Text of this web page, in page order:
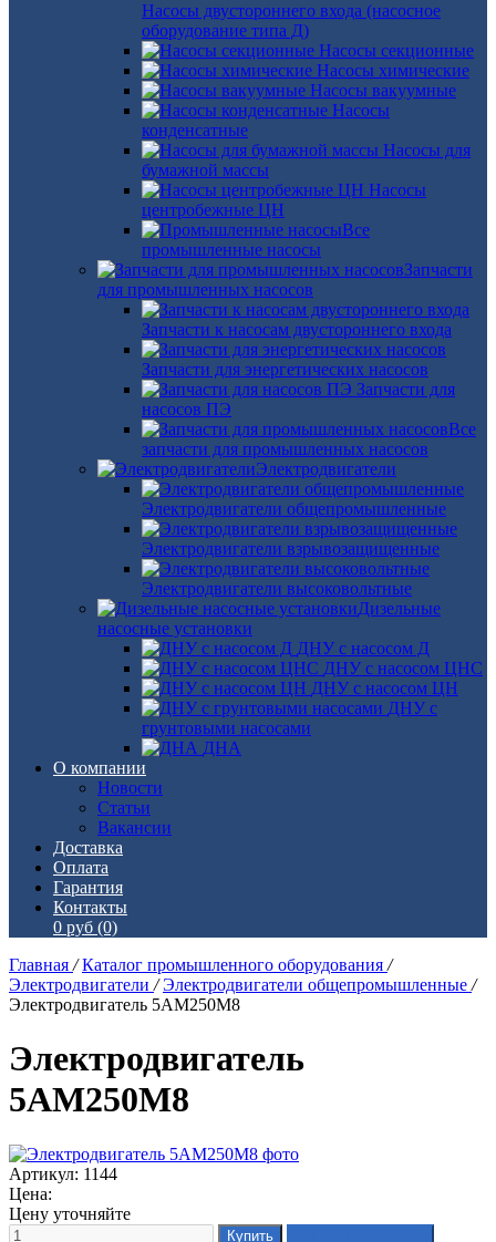
Насосы двустороннего входа (насосное
оборудование типа Д)
Насосы секционные
Насосы химические
Насосы вакуумные
Насосы
конденсатные
Насосы для
бумажной массы
Насосы
центробежные ЦН
Все
промышленные насосы
Запчасти
для промышленных насосов
Запчасти к насосам двустороннего входа
Запчасти для энергетических насосов
Запчасти для
насосов ПЭ
Все
запчасти для промышленных насосов
Электродвигатели
Электродвигатели общепромышленные
Электродвигатели взрывозащищенные
Электродвигатели высоковольтные
Дизельные
насосные установки
ДНУ с насосом Д
ДНУ с насосом ЦНС
ДНУ с насосом ЦН
ДНУ с
грунтовыми насосами
ДНА
О компании
Новости
Статьи
Вакансии
Доставка
Оплата
Гарантия
Контакты
0 руб (0)
Главная / Каталог промышленного оборудования /
Электродвигатели / Электродвигатели общепромышленные /
Электродвигатель 5АМ250М8
Электродвигатель
5АМ250М8
Артикул: 1144
Цена:
Цену уточняйте